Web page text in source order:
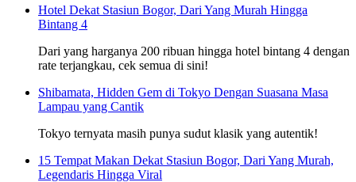
Hotel Dekat Stasiun Bogor, Dari Yang Murah Hingga
Bintang 4
Dari yang harganya 200 ribuan hingga hotel bintang 4 dengan
rate terjangkau, cek semua di sini!
Shibamata, Hidden Gem di Tokyo Dengan Suasana Masa
Lampau yang Cantik
Tokyo ternyata masih punya sudut klasik yang autentik!
15 Tempat Makan Dekat Stasiun Bogor, Dari Yang Murah,
Legendaris Hingga Viral